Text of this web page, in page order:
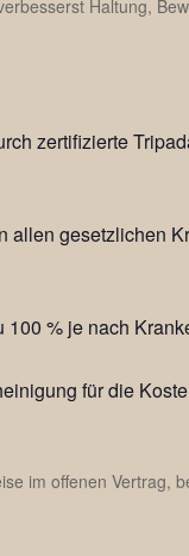
Haltung,
zertifizierte
allen gesetzlichen
100 % je nach
für die
im offenen Vertrag,